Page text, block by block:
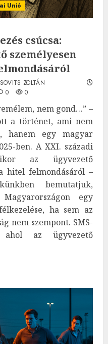
Unió
csúcsa:
személyesen
ZOLTÁN
0 0
nem gond…” –
a történet, ami nem
hanem egy magyar
ben. A XXI. századi
az ügyvezető
hitel felmondásáról –
bemutatjuk,
egy
ha sem az
nem szempont. SMS-
az ügyvezető